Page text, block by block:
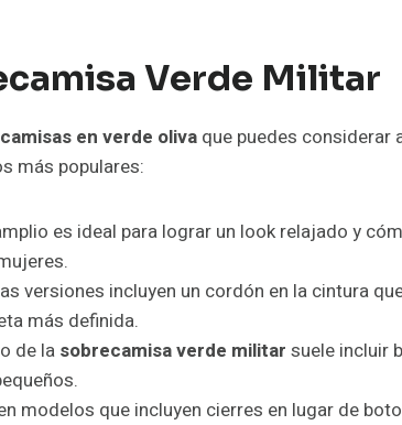
Verde Militar
en verde oliva que puedes considerar
más populares:
es ideal para lograr un look relajado y
versiones incluyen un cordón en la cintura
más definida.
de la sobrecamisa verde militar suele incluir
modelos que incluyen cierres en lugar de